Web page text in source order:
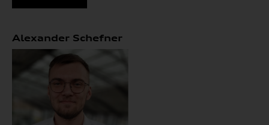
Alexander Schefner